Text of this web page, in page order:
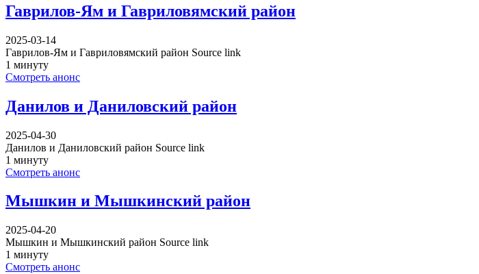
Гаврилов-Ям и Гавриловямский район
2025-03-14
Гаврилов-Ям и Гавриловямский район Source link
1 минуту
Смотреть анонс
Данилов и Даниловский район
2025-04-30
Данилов и Даниловский район Source link
1 минуту
Смотреть анонс
Мышкин и Мышкинский район
2025-04-20
Мышкин и Мышкинский район Source link
1 минуту
Смотреть анонс